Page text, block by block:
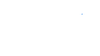
Pridružite se